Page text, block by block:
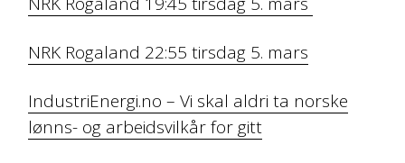
NRK Rogaland 22:55 tirsdag 5. mars
IndustriEnergi.no – Vi skal aldri ta norske
lønns- og arbeidsvilkår for gitt